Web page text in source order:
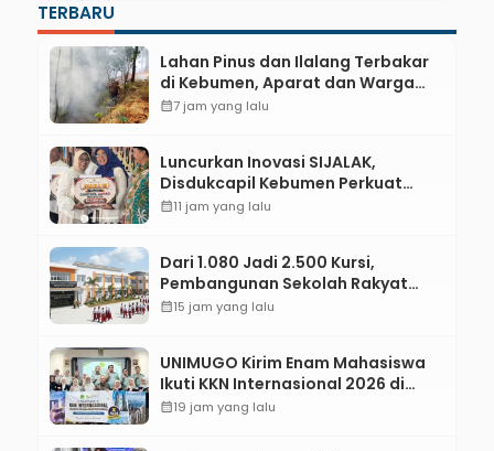
TERBARU
Lahan Pinus dan Ilalang Terbakar
di Kebumen, Aparat dan Warga
Padamkan Api Secara Manual
calendar_month7 jam yang lalu
Luncurkan Inovasi SIJALAK,
Disdukcapil Kebumen Perkuat
Jejaring Literasi Adminduk hingga
calendar_month11 jam yang lalu
Dari 1.080 Jadi 2.500 Kursi,
Pembangunan Sekolah Rakyat
Kebumen Ditargetkan Mulai
calendar_month15 jam yang lalu
UNIMUGO Kirim Enam Mahasiswa
Ikuti KKN Internasional 2026 di
ASEAN dan Hong Kong
calendar_month19 jam yang lalu